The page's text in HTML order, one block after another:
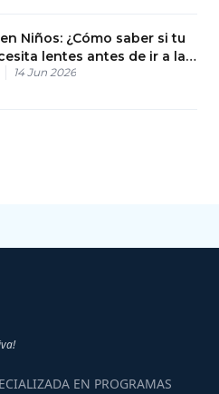
Niños: ¿Cómo saber si tu
lentes antes de ir a la
14 Jun 2026
EN PROGRAMAS